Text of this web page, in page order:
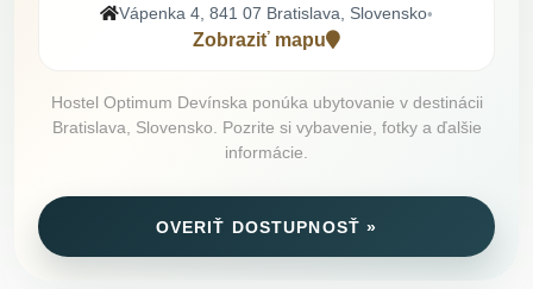
Vápenka 4, 841 07 Bratislava, Slovensko•
Zobraziť mapu
Hostel Optimum Devínska ponúka ubytovanie v destinácii
Bratislava, Slovensko. Pozrite si vybavenie, fotky a ďalšie
informácie.
OVERIŤ DOSTUPNOSŤ »